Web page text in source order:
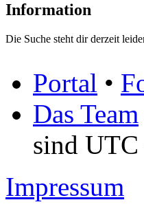
Information
Die Suche steht dir derzeit
Portal •
Das Team
sind
Impressum